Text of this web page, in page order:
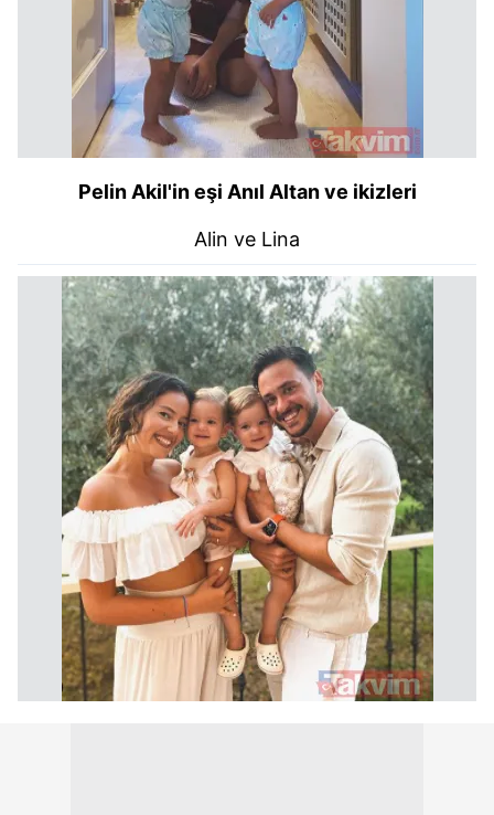
Pelin Akil'in eşi Anıl Altan ve ikizleri
Alin ve Lina